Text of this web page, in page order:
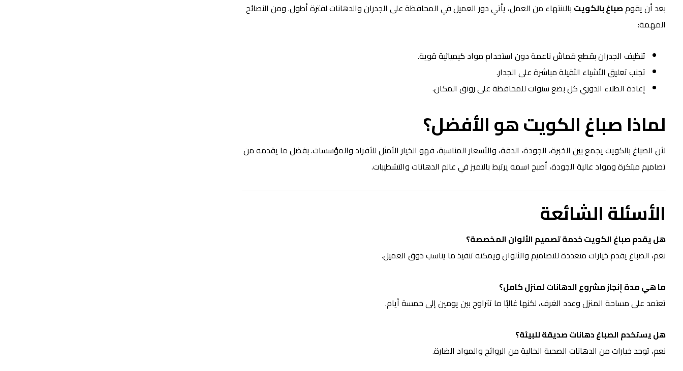
بعد أن يقومصباغ بالكويت بالانتهاء من العمل، يأتي دور العميل في المحافظة على الجدران والدهانات لفترة أطول. ومن النصائح
المهمة:
تنظيف الجدران بقطع قماش ناعمة دون استخدام مواد كيميائية قوية.
تجنب تعليق الأشياء الثقيلة مباشرة على الجدار.
إعادة الطلاء الدوري كل بضع سنوات للمحافظة على رونق المكان.
لماذاصباغ الكويتهو الأفضل؟
لأن الصباغ بالكويت يجمع بين الخبرة، الجودة، الدقة، والأسعار المناسبة، فهو الخيار الأمثل للأفراد والمؤسسات. بفضل ما يقدمه من
تصاميم مبتكرة ومواد عالية الجودة، أصبح اسمه يرتبط بالتميز في عالم الدهانات والتشطيبات.
الأسئلة الشائعة
هل يقدم صباغ الكويت خدمة تصميم الألوان المخصصة؟
نعم، الصباغ يقدم خيارات متعددة للتصاميم والألوان ويمكنه تنفيذ ما يناسب ذوق العميل.
ما هي مدة إنجاز مشروع الدهانات لمنزل كامل؟
تعتمد على مساحة المنزل وعدد الغرف، لكنها غالبًا ما تتراوح بين يومين إلى خمسة أيام.
هل يستخدم الصباغ دهانات صديقة للبيئة؟
نعم، توجد خيارات من الدهانات الصحية الخالية من الروائح والمواد الضارة.